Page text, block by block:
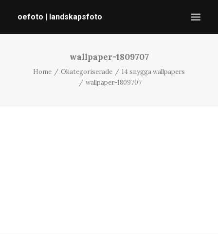
oefoto | landskapsfoto
GALLERI
wallpaper-1809707
Home Okategoriserade
14 snygga wallpapers
wallpaper-1809707